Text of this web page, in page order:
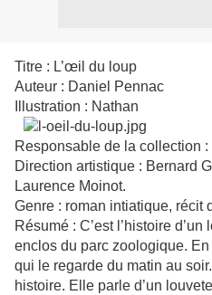
Titre : L’œil du loup
Auteur : Daniel Pennac
Illustration : Nathan
Responsable de la collection
Direction artistique : Bernard
Laurence Moinot.
Genre : roman intiatique, récit
Résumé : C’est l’histoire
enclos du parc zoologique.
qui le regarde du matin au
histoire. Elle parle d’un